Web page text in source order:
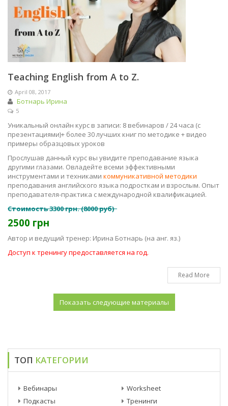
Teaching English from A to Z.
April 08, 2017
Ботнарь Ирина
5
Уникальный онлайн курс в записи: 8 вебинаров / 24 часа (с
презентациями)+ более 30 лучших книг по методике + видео
примеры образцовых уроков
Прослушав данный курс вы увидите преподавание языка
другими глазами. Овладейте всеми эффективными
инструментами и техниками коммуникативной методики
преподавания английского языка подросткам и взрослым. Опыт
преподавателя-практика с международной квалификацией.
Стоимость 3300 грн. (8000 руб)
2500 грн
Автор и ведущий тренер: Ирина Ботнарь (на анг. яз.)
Доступ к тренингу предоставляется на год.
Read More
ТОП КАТЕГОРИИ
Вебинары
Подкасты
Worksheet
Тренинги